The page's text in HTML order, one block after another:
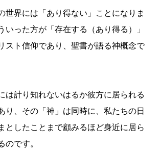
世界には「あり得ない」ことになりま
いった方が「存在する（あり得る）」
スト信仰であり、聖書が語る神概念で
は計り知れないはるか彼方に居られる
り、その「神」は同時に、私たちの日
としたことまで顧みるほど身近に居ら
のです。